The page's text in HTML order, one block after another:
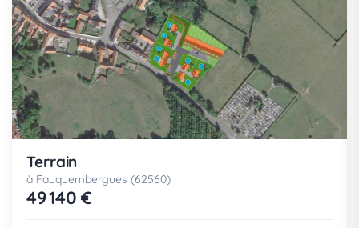
Terrain
à Fauquembergues (62560)
49 140 €